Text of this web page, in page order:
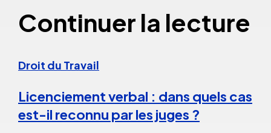
Continuer la lecture
Droit du Travail
Licenciement verbal : dans quels cas
est-il reconnu par les juges ?